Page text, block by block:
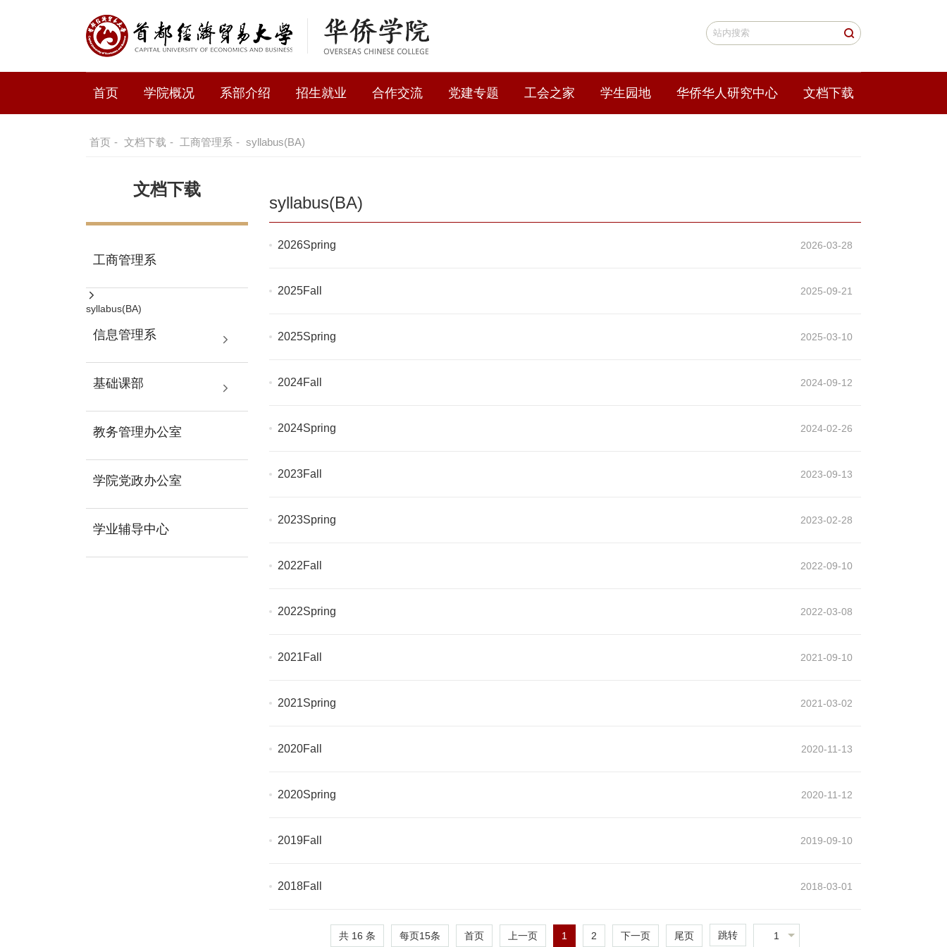
首页 学院概况 系部介绍 招生就业 合作交流 党建专题 工会之家 学生园地 华侨华人研究中心 文档下载
首页 - 文档下载 - 工商管理系 - syllabus(BA)
文档下载
工商管理系
syllabus(BA)
信息管理系
基础课部
教务管理办公室
学院党政办公室
学业辅导中心
syllabus(BA)
2026Spring 2026-03-28
2025Fall 2025-09-21
2025Spring 2025-03-10
2024Fall 2024-09-12
2024Spring 2024-02-26
2023Fall 2023-09-13
2023Spring 2023-02-28
2022Fall 2022-09-10
2022Spring 2022-03-08
2021Fall 2021-09-10
2021Spring 2021-03-02
2020Fall 2020-11-13
2020Spring 2020-11-12
2019Fall 2019-09-10
2018Fall 2018-03-01
共 16 条 每页15条 首页 上一页 1 2 下一页 尾页 跳转 1